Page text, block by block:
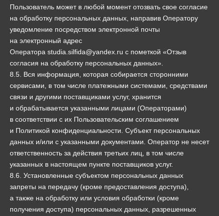
Пользователь может в любой момент отозвать свое согласие
на обработку персональных данных, направив Оператору
уведомление посредством электронной почты
на электронный адрес
Оператора studia.silfida@yandex.ru с пометкой «Отзыв
согласия на обработку персональных данных».
8.5. Вся информация, которая собирается сторонними
сервисами, в том числе платежными системами, средствами
связи и другими поставщиками услуг, хранится
и обрабатывается указанными лицами (Операторами)
в соответствии с их Пользовательским соглашением
и Политикой конфиденциальности. Субъект персональных
данных и/или с указанными документами. Оператор не несет
ответственность за действия третьих лиц, в том числе
указанных в настоящем пункте поставщиков услуг.
8.6. Установленные субъектом персональных данных
запреты на передачу (кроме предоставления доступа),
а также на обработку или условия обработки (кроме
получения доступа) персональных данных, разрешенных